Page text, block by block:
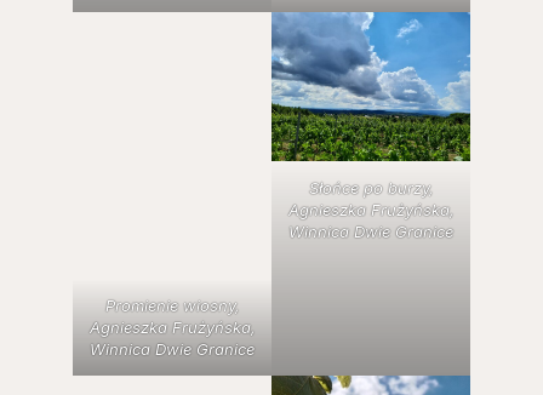
Promienie wiosny,
Agnieszka Frużyńska,
Winnica Dwie Granice
Słońce po burzy,
Agnieszka Frużyńska,
Winnica Dwie Granice